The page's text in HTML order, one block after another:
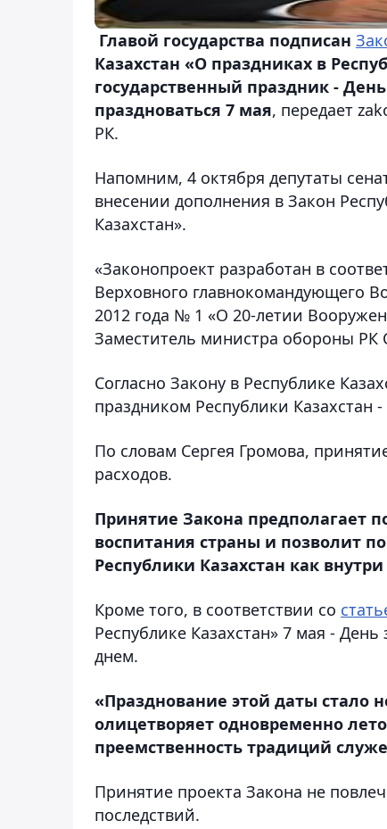
Главой государства подписан
Казахстан «О праздниках в
государственный праздник -
праздноваться 7 мая, передает
РК.
Напомним, 4 октября депутаты
внесении дополнения в Закон
Казахстан».
«Законопроект разработан в
Верховного главнокомандующего
2012 года № 1 «О 20-летии
Заместитель министра обороны РК
Согласно Закону в Республике
праздником Республики Казахстан
По словам Сергея Громова,
расходов.
Принятие Закона предполагает
воспитания страны и позволит
Республики Казахстан как
Кроме того, в соответствии со
Республике Казахстан» 7 мая -
днем.
«Празднование этой даты стало
олицетворяет одновременно
преемственность традиций
Принятие проекта Закона не
последствий.